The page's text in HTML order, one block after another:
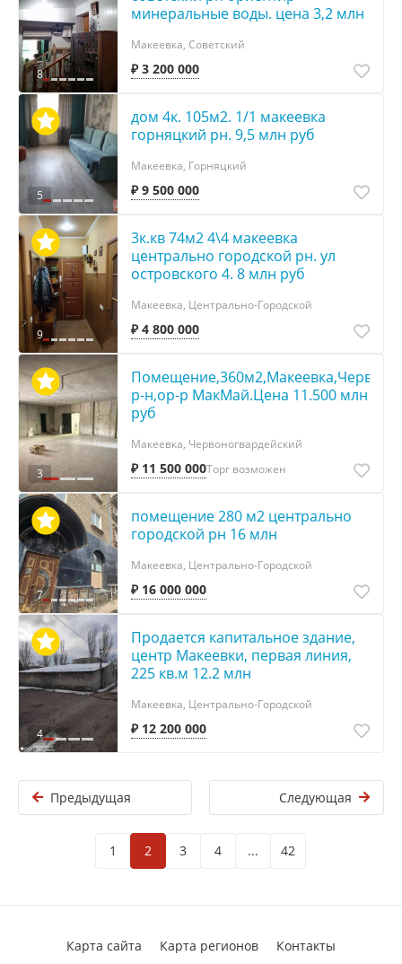
8
минеральные воды. цена 3,2 млн
₽ 3 200 000
Макеевка, Советский
5
дом 4к. 105м2. 1/1 макеевка
горняцкий рн. 9,5 млн руб
₽ 9 500 000
Макеевка, Горняцкий
9
3к.кв 74м2 4\4 макеевка
центрально городской рн. ул
островского 4. 8 млн руб
₽ 4 800 000
Макеевка, Центрально-Городской
3
р-н,ор-р МакМай.Цена 11.500 млн
руб
₽ 11 500 000Торг возможен
Макеевка, Червоногвардейский
7
помещение 280 м2 центрально
городской рн 16 млн
₽ 16 000 000
Макеевка, Центрально-Городской
4
Продается капитальное здание,
центр Макеевки, первая линия,
225 кв.м 12.2 млн
₽ 12 200 000
Макеевка, Центрально-Городской
Предыдущая Следующая
1 2 3 4 ... 42
Карта сайта Карта регионов Контакты